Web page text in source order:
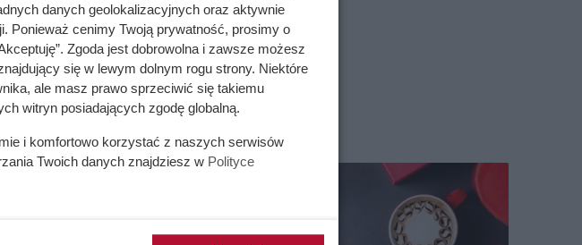
danych geolokalizacyjnych oraz aktywnie
Ponieważ cenimy Twoją prywatność, prosimy o
Zgoda jest dobrowolna i zawsze możesz
się w lewym dolnym rogu strony. Niektóre
ale masz prawo sprzeciwić się takiemu
witryn posiadających zgodę globalną.
i komfortowo korzystać z naszych serwisów
Twoich danych znajdziesz w Polityce